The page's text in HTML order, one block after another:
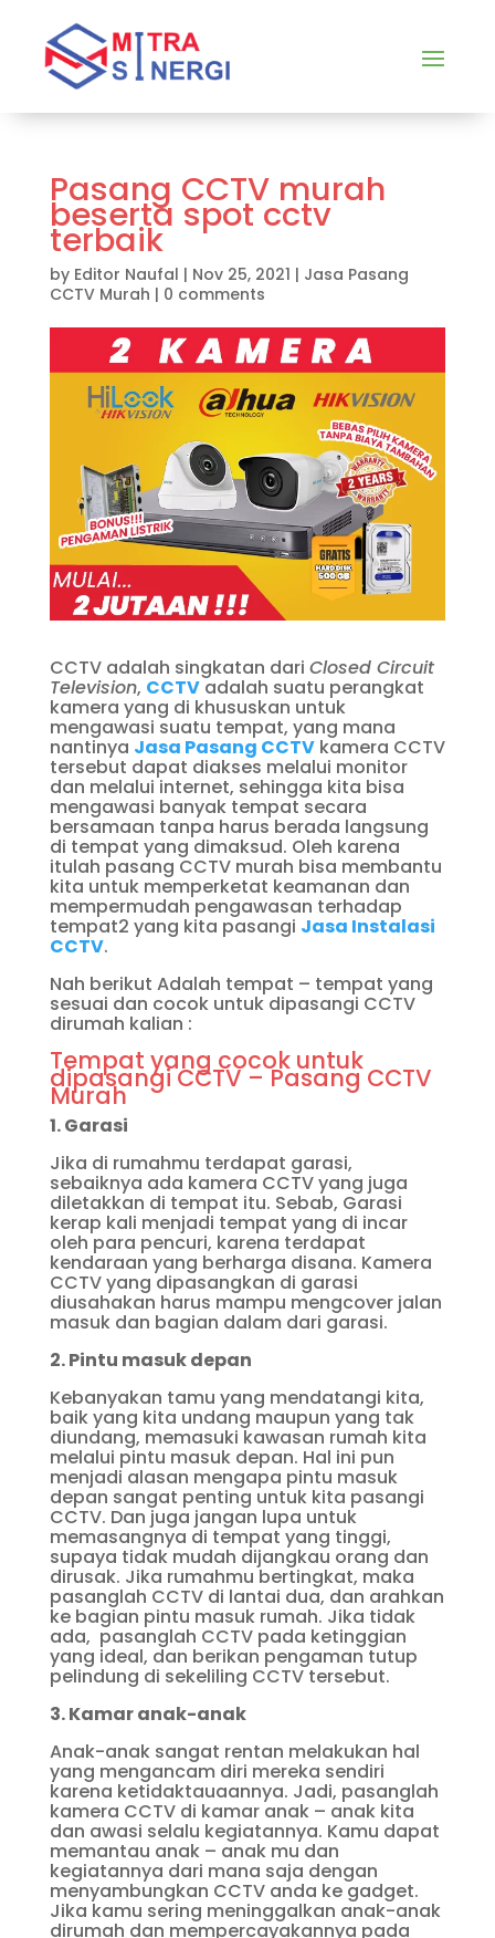
Pasang CCTV murah
beserta spot cctv
terbaik
by Editor Naufal | Nov 25, 2021 | Jasa Pasang
CCTV Murah | 0 comments
CCTV adalah singkatan dari Closed Circuit
Television, CCTVadalah suatu perangkat
kamera yang di khususkan untuk
mengawasi suatu tempat, yang mana
nantinya Jasa Pasang CCTVkamera CCTV
tersebut dapat diakses melalui monitor
dan melalui internet, sehingga kita bisa
mengawasi banyak tempat secara
bersamaan tanpa harus berada langsung
di tempat yang dimaksud. Oleh karena
itulah pasang CCTV murah bisa membantu
kita untuk memperketat keamanan dan
mempermudah pengawasan terhadap
tempat2 yang kita pasangi Jasa Instalasi
CCTV.
Nah berikut Adalah tempat – tempat yang
sesuai dan cocok untuk dipasangi CCTV
dirumah kalian :
Tempat yang cocok untuk
dipasangi CCTV – Pasang CCTV
Murah
1. Garasi
Jika di rumahmu terdapat garasi,
sebaiknya ada kamera CCTV yang juga
diletakkan di tempat itu. Sebab, Garasi
kerap kali menjadi tempat yang di incar
oleh para pencuri, karena terdapat
kendaraan yang berharga disana. Kamera
CCTV yang dipasangkan di garasi
diusahakan harus mampu mengcover jalan
masuk dan bagian dalam dari garasi.
2. Pintu masuk depan
Kebanyakan tamu yang mendatangi kita,
baik yang kita undang maupun yang tak
diundang, memasuki kawasan rumah kita
melalui pintu masuk depan. Hal ini pun
menjadi alasan mengapa pintu masuk
depan sangat penting untuk kita pasangi
CCTV. Dan juga jangan lupa untuk
memasangnya di tempat yang tinggi,
supaya tidak mudah dijangkau orang dan
dirusak. Jika rumahmu bertingkat, maka
pasanglah CCTV di lantai dua, dan arahkan
ke bagian pintu masuk rumah. Jika tidak
ada, pasanglah CCTV pada ketinggian
yang ideal, dan berikan pengaman tutup
pelindung di sekeliling CCTV tersebut.
3. Kamar anak-anak
Anak-anak sangat rentan melakukan hal
yang mengancam diri mereka sendiri
karena ketidaktauaannya. Jadi, pasanglah
kamera CCTV di kamar anak – anak kita
dan awasi selalu kegiatannya. Kamu dapat
memantau anak – anak mu dan
kegiatannya dari mana saja dengan
menyambungkan CCTV anda ke gadget.
Jika kamu sering meninggalkan anak-anak
dirumah dan mempercayakannya pada